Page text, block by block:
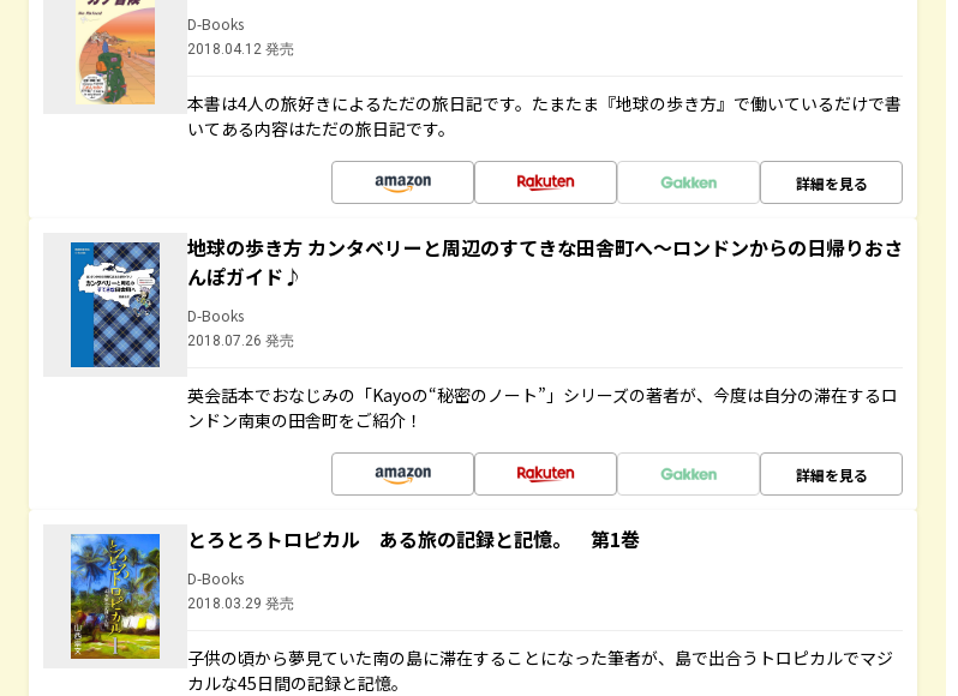
D-Books
2018.04.12 発売
本書は4人の旅好きによるただの旅日記です。たまたま『地球の歩き方』で働いているだけで書
いてある内容はただの旅日記です。
詳細を見る
地球の歩き方 カンタベリーと周辺のすてきな田舎町へ～ロンドンからの日帰りおさ
んぽガイド♪
D-Books
2018.07.26 発売
英会話本でおなじみの「Kayoの“秘密のノート”」シリーズの著者が、今度は自分の滞在するロ
ンドン南東の田舎町をご紹介！
詳細を見る
とろとろトロピカル ある旅の記録と記憶。 第1巻
D-Books
2018.03.29 発売
子供の頃から夢見ていた南の島に滞在することになった筆者が、島で出合うトロピカルでマジ
カルな45日間の記録と記憶。